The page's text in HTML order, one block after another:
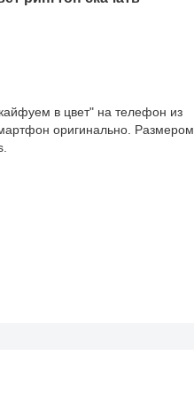
в цвет" на телефон из
оригинально. Размером